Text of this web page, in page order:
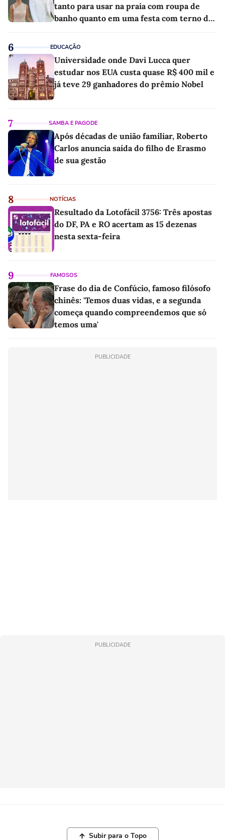
tanto para usar na praia com roupa de
banho quanto em uma festa com terno de
6 EDUCAÇÃO
Universidade onde Davi Lucca quer
estudar nos EUA custa quase R$ 400 mil e
já teve 29 ganhadores do prêmio Nobel
7 SAMBA E PAGODE
Após décadas de união familiar, Roberto
Carlos anuncia saída do filho de Erasmo
de sua gestão
8 NOTÍCIAS
Resultado da Lotofácil 3756: Três apostas
do DF, PA e RO acertam as 15 dezenas
nesta sexta-feira
9 FAMOSOS
Frase do dia de Confúcio, famoso filósofo
chinês: 'Temos duas vidas, e a segunda
começa quando compreendemos que só
temos uma'
PUBLICIDADE
PUBLICIDADE
Subir para o Topo